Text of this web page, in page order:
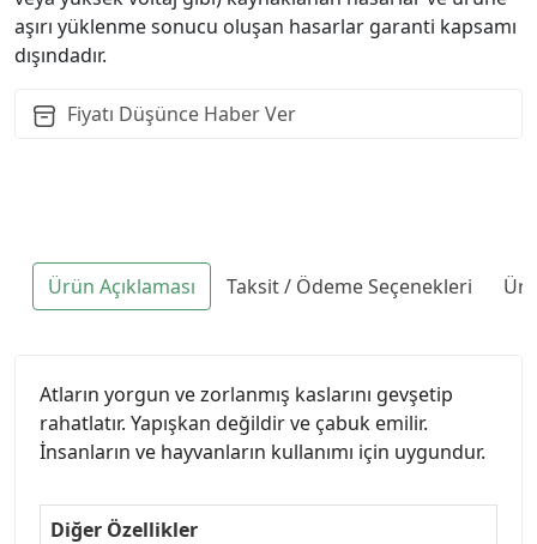
aşırı yüklenme sonucu oluşan hasarlar garanti kapsamı
dışındadır.
Fiyatı Düşünce Haber Ver
Ürün Açıklaması Taksit / Ödeme Seçenekleri
Atların yorgun ve zorlanmış kaslarını gevşetip
rahatlatır. Yapışkan değildir ve çabuk emilir.
İnsanların ve hayvanların kullanımı için uygundur.
Diğer Özellikler